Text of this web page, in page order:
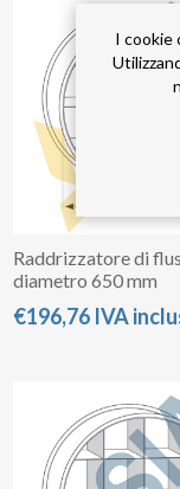
Raddrizzatore di
diametro 650 mm
€196,76 IVA
I cookie